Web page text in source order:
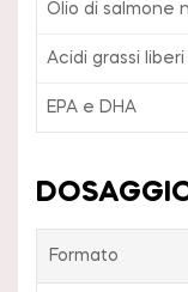
Olio di salmone
Acidi grassi liberi
EPA e DHA
Formato